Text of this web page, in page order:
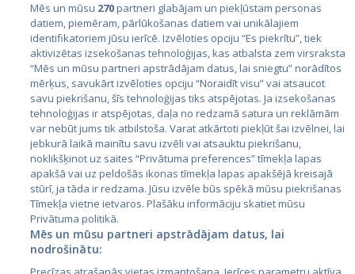
Страны
Эстония
Латвия
Литва
City24.lv
CVbankas.lt
Mēs un mūsu 270partneri glabājam un piekļūstam personas
datiem, piemēram, pārlūkošanas datiem vai unikālajiem
identifikatoriem jūsu ierīcē. Izvēloties opciju “Es piekrītu”, tiek
aktivizētas izsekošanas tehnoloģijas, kas atbalsta zem virsraksta
“Mēs un mūsu partneri apstrādājam datus, lai sniegtu” norādītos
mērķus, savukārt izvēloties opciju “Noraidīt visu” vai atsaucot
savu piekrišanu, šīs tehnoloģijas tiks atspējotas. Ja izsekošanas
tehnoloģijas ir atspējotas, daļa no redzamā satura un reklāmām
var nebūt jums tik atbilstoša. Varat atkārtoti piekļūt šai izvēlnei, lai
jebkurā laikā mainītu savu izvēli vai atsauktu piekrišanu,
noklikšķinot uz saites “Privātuma preferences” tīmekļa lapas
apakšā vai uz peldošās ikonas tīmekļa lapas apakšējā kreisajā
stūrī, ja tāda ir redzama. Jūsu izvēle būs spēkā mūsu piekrišanas
Tīmekļa vietne ietvaros. Plašāku informāciju skatiet mūsu
Privātuma politikā.
Mēs un mūsu partneri apstrādājam datus, lai
nodrošinātu: